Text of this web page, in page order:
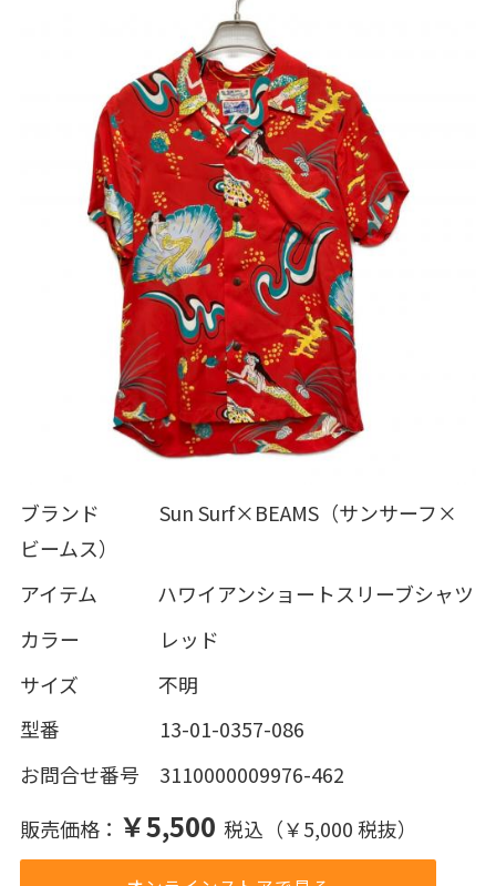
ブランド Sun Surf×BEAMS（サンサーフ×
ビームス）
アイテム ハワイアンショートスリーブシャツ
カラー レッド
サイズ 不明
型番 13-01-0357-086
お問合せ番号 3110000009976-462
販売価格： ￥5,500 税込（￥5,000 税抜）